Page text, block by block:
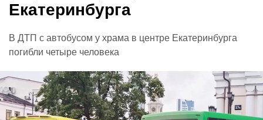
Екатеринбурга
В ДТП с автобусом у храма в центре Екатеринбурга
погибли четыре человека